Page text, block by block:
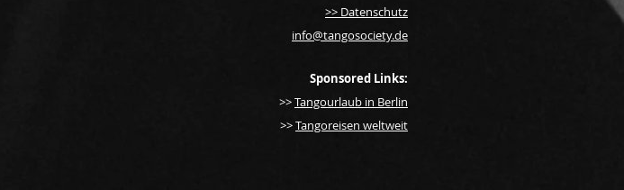
Diskussion: Der Umgang mit
>> Datenschutz
info@tangosociety.de
Sponsored Links:
>>Tangourlaub in Berlin
>>Tangoreisen weltweit